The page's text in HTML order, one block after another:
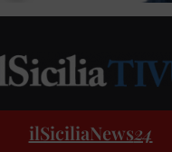
ilSiciliaNews24